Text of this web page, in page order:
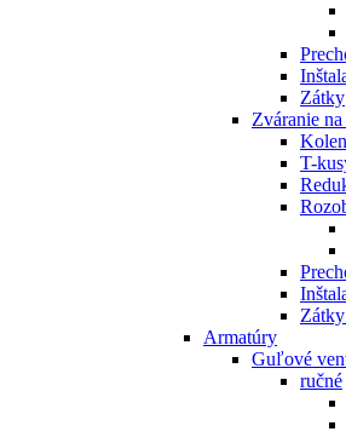
Zátky
Zváranie
T-
Armatúry
Guľové
ručné